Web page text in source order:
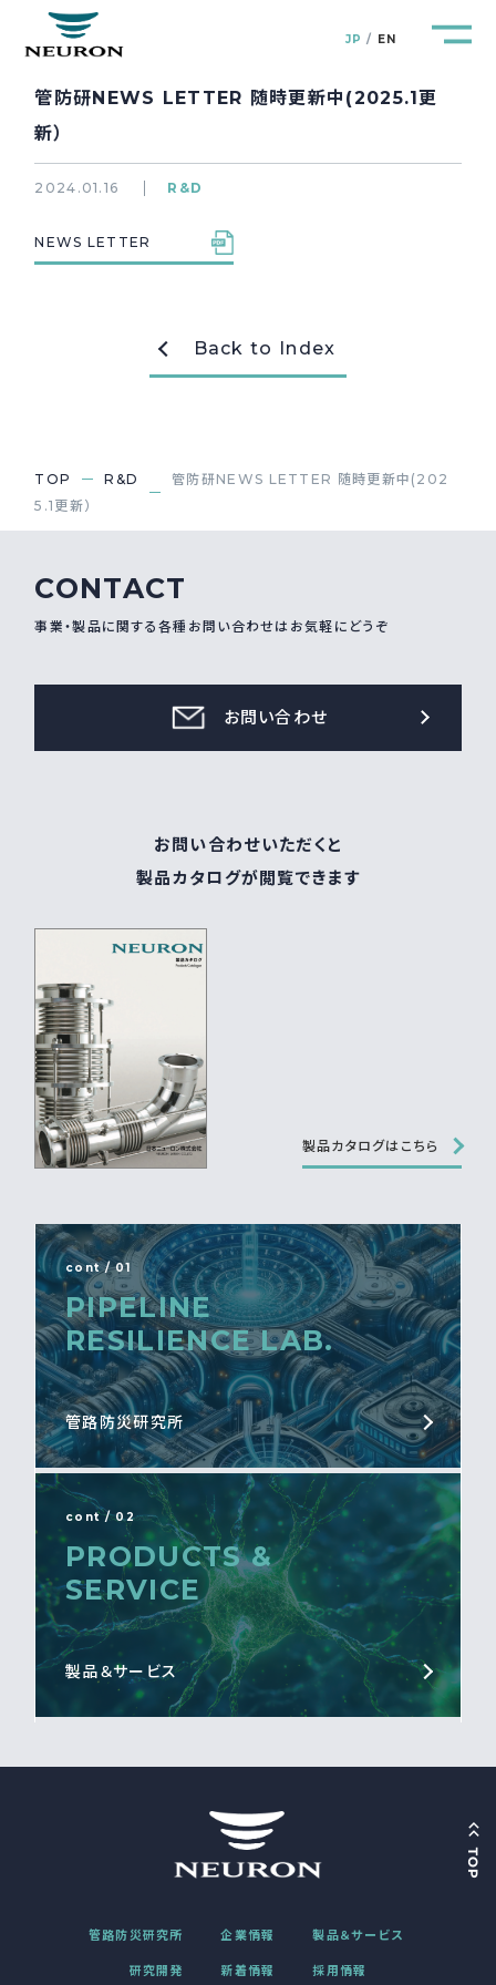
JP EN
Products&Service
新着情報 News&Topics
お問い合わせ
webカタログ
管防研NEWS LETTER 随時更新中(2025.1更
新）
2024.01.16 R&D
NEWS LETTER
Back to Index
TOP R&D
管防研NEWS LETTER 随時更新中(202
5.1更新）
CONTACT
事業・製品に関する各種お問い合わせはお気軽にどうぞ
お問い合わせ
お問い合わせいただくと
製品カタログが閲覧できます
製品カタログはこちら
cont / 01
PIPELINE
RESILIENCE LAB.
管路防災研究所
cont / 02
PRODUCTS &
SERVICE
製品＆サービス
管路防災研究所 企業情報 製品＆サービス
研究開発 新着情報 採用情報